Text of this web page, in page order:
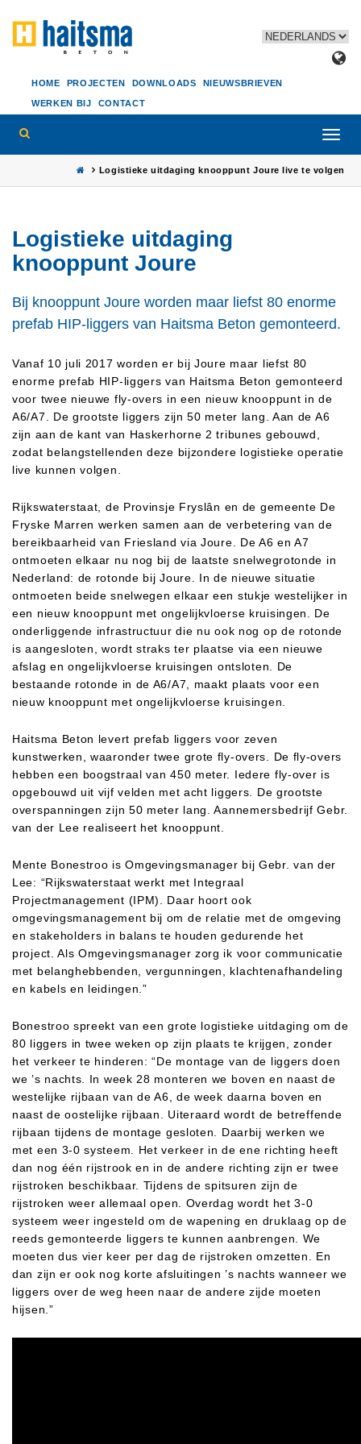
HOME PROJECTEN DOWNLOADS NIEUWSBRIEVEN
WERKEN BIJ CONTACT
Logistieke uitdaging knooppunt Joure live te volgen
Logistieke uitdaging
knooppunt Joure
Bij knooppunt Joure worden maar liefst 80 enorme
prefab HIP-liggers van Haitsma Beton gemonteerd.
Vanaf 10 juli 2017 worden er bij Joure maar liefst 80
enorme prefab HIP-liggers van Haitsma Beton gemonteerd
voor twee nieuwe fly-overs in een nieuw knooppunt in de
A6/A7. De grootste liggers zijn 50 meter lang. Aan de A6
zijn aan de kant van Haskerhorne 2 tribunes gebouwd,
zodat belangstellenden deze bijzondere logistieke operatie
live kunnen volgen.
Rijkswaterstaat, de Provinsje Fryslân en de gemeente De
Fryske Marren werken samen aan de verbetering van de
bereikbaarheid van Friesland via Joure. De A6 en A7
ontmoeten elkaar nu nog bij de laatste snelwegrotonde in
Nederland: de rotonde bij Joure. In de nieuwe situatie
ontmoeten beide snelwegen elkaar een stukje westelijker in
een nieuw knooppunt met ongelijkvloerse kruisingen. De
onderliggende infrastructuur die nu ook nog op de rotonde
is aangesloten, wordt straks ter plaatse via een nieuwe
afslag en ongelijkvloerse kruisingen ontsloten. De
bestaande rotonde in de A6/A7, maakt plaats voor een
nieuw knooppunt met ongelijkvloerse kruisingen.
Haitsma Beton levert prefab liggers voor zeven
kunstwerken, waaronder twee grote fly-overs. De fly-overs
hebben een boogstraal van 450 meter. Iedere fly-over is
opgebouwd uit vijf velden met acht liggers. De grootste
overspanningen zijn 50 meter lang. Aannemersbedrijf Gebr.
van der Lee realiseert het knooppunt.
Mente Bonestroo is Omgevingsmanager bij Gebr. van der
Lee: “Rijkswaterstaat werkt met Integraal
Projectmanagement (IPM). Daar hoort ook
omgevingsmanagement bij om de relatie met de omgeving
en stakeholders in balans te houden gedurende het
project. Als Omgevingsmanager zorg ik voor communicatie
met belanghebbenden, vergunningen, klachtenafhandeling
en kabels en leidingen.”
Bonestroo spreekt van een grote logistieke uitdaging om de
80 liggers in twee weken op zijn plaats te krijgen, zonder
het verkeer te hinderen: “De montage van de liggers doen
we ’s nachts. In week 28 monteren we boven en naast de
westelijke rijbaan van de A6, de week daarna boven en
naast de oostelijke rijbaan. Uiteraard wordt de betreffende
rijbaan tijdens de montage gesloten. Daarbij werken we
met een 3-0 systeem. Het verkeer in de ene richting heeft
dan nog één rijstrook en in de andere richting zijn er twee
rijstroken beschikbaar. Tijdens de spitsuren zijn de
rijstroken weer allemaal open. Overdag wordt het 3-0
systeem weer ingesteld om de wapening en druklaag op de
reeds gemonteerde liggers te kunnen aanbrengen. We
moeten dus vier keer per dag de rijstroken omzetten. En
dan zijn er ook nog korte afsluitingen ’s nachts wanneer we
liggers over de weg heen naar de andere zijde moeten
hijsen.”